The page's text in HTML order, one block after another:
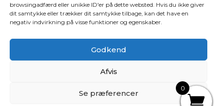
browsingadfærd eller unikke ID'er på dette websted. Hvis du ikke giver
dit samtykke eller trækker dit samtykke tilbage, kan det have en
negativ indvirkning på visse funktioner og egenskaber.
Godkend
Afvis
Se præferencer
0